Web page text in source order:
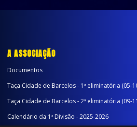
A ASSOCIAÇÃO
Documentos
Taça Cidade de Barcelos - 1ª eliminatória (05-
Taça Cidade de Barcelos - 2ª eliminatória (09-
Calendário da 1ª Divisão - 2025-2026